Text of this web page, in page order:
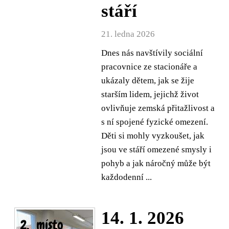
stáří
21. ledna 2026
Dnes nás navštívily sociální
pracovnice ze stacionáře a
ukázaly dětem, jak se žije
starším lidem, jejichž život
ovlivňuje zemská přitažlivost a
s ní spojené fyzické omezení.
Děti si mohly vyzkoušet, jak
jsou ve stáří omezené smysly i
pohyb a jak náročný může být
každodenní ...
14. 1. 2026